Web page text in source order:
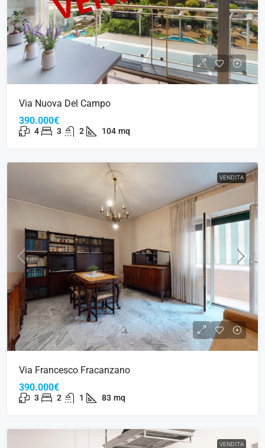
Via Nuova Del Campo
390.000€
4 3 2 104 mq
VENDITA
Via Francesco Fracanzano
390.000€
3 2 1 83 mq
VENDITA